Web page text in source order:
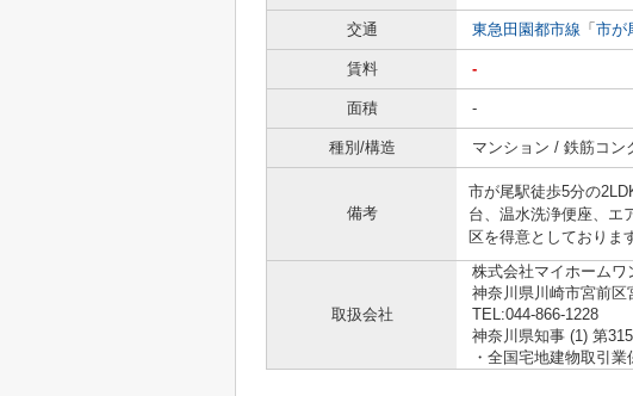
交通 東急田園都市線 「 市が
賃料 -
面積 -
種別/構造 マンション / 鉄筋コン
備考
市が尾駅徒歩5分の
台、温水洗浄便座、エ
区を得意としておりま
取扱会社
株式会社マイホームワ
神奈川県川崎市宮前
TEL:044-866-1228
神奈川県知事 (1) 第
・全国宅地建物取引